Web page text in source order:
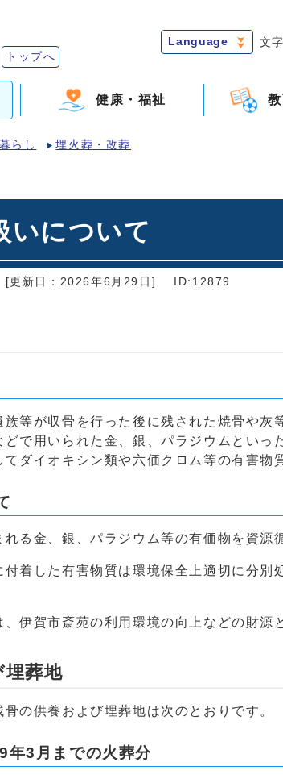
トップへ
Language 文
健康・福祉
らし 埋火葬・改葬
いについて
[更新日：2026年6月29日] ID:12879
等が収骨を行った後に残された焼骨や灰
で用いられた金、銀、パラジウムといっ
ダイオキシン類や六価クロム等の有害物
る金、銀、パラジウム等の有価物を資源
着した有害物質は環境保全上適切に分別
伊賀市斎苑の利用環境の向上などの財源
埋葬地
の供養および埋葬地は次のとおりです。
年3月までの火葬分